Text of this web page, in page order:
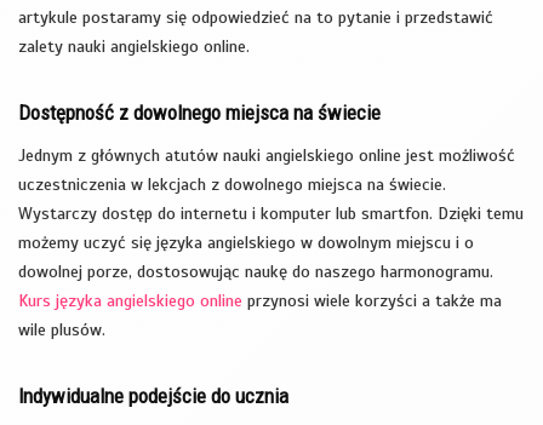
artykule postaramy się odpowiedzieć na to pytanie i przedstawić
zalety nauki angielskiego online.
Dostępność z dowolnego miejsca na świecie
Jednym z głównych atutów nauki angielskiego online jest możliwość
uczestniczenia w lekcjach z dowolnego miejsca na świecie.
Wystarczy dostęp do internetu i komputer lub smartfon. Dzięki temu
możemy uczyć się języka angielskiego w dowolnym miejscu i o
dowolnej porze, dostosowując naukę do naszego harmonogramu.
Kurs języka angielskiego online przynosi wiele korzyści a także ma
wile plusów.
Indywidualne podejście do ucznia